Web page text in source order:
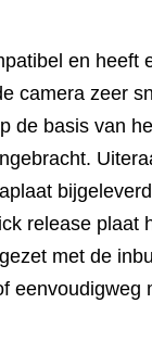
en heeft
camera zeer
de basis van
release plaat
met de
eenvoudigweg